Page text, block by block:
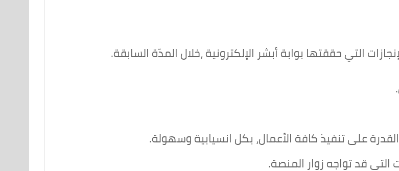
التي حققتها بوابة أبشر الإلكترونية ،خلال المدّة السابقة.
القدرة على تنفيذ كافة الأعمال، بكل انسيابية وسهولة.
قد تواجه زوار المنصة.